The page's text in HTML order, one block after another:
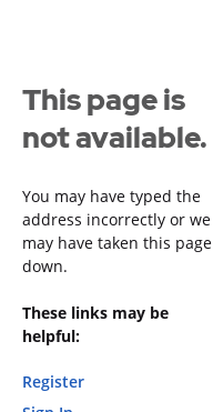
This page is
not available.
You may have typed the
address incorrectly or we
may have taken this page
down.
These links may be
helpful:
Register